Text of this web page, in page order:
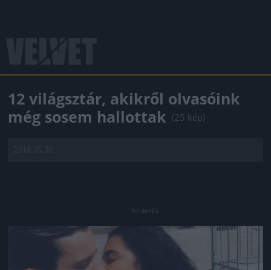
12 világsztár, akikről olvasóink
még sosem hallottak (25 kép)
Jön még kép!